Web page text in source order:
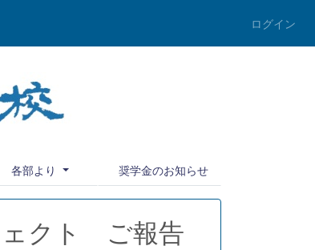
ログイン
各部より 奨学金のお知らせ
ェクト ご報告